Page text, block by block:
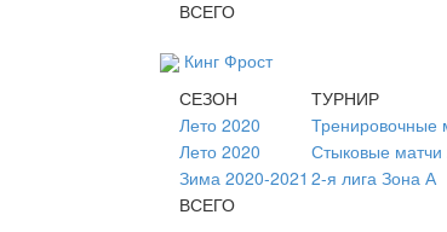
ВСЕГО
Кинг Фрост
СЕЗОН
ТУРНИР
Лето 2020
Тренировочные
Лето 2020
Стыковые
Зима 2020-2021 2-я лига Зона А
ВСЕГО